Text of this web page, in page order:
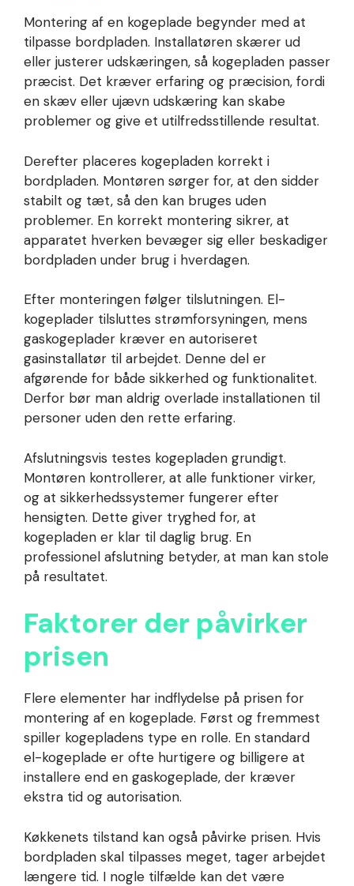
Montering af en kogeplade begynder med at
tilpasse bordpladen. Installatøren skærer ud
eller justerer udskæringen, så kogepladen passer
præcist. Det kræver erfaring og præcision, fordi
en skæv eller ujævn udskæring kan skabe
problemer og give et utilfredsstillende resultat.
Derefter placeres kogepladen korrekt i
bordpladen. Montøren sørger for, at den sidder
stabilt og tæt, så den kan bruges uden
problemer. En korrekt montering sikrer, at
apparatet hverken bevæger sig eller beskadiger
bordpladen under brug i hverdagen.
Efter monteringen følger tilslutningen. El-
kogeplader tilsluttes strømforsyningen, mens
gaskogeplader kræver en autoriseret
gasinstallatør til arbejdet. Denne del er
afgørende for både sikkerhed og funktionalitet.
Derfor bør man aldrig overlade installationen til
personer uden den rette erfaring.
Afslutningsvis testes kogepladen grundigt.
Montøren kontrollerer, at alle funktioner virker,
og at sikkerhedssystemer fungerer efter
hensigten. Dette giver tryghed for, at
kogepladen er klar til daglig brug. En
professionel afslutning betyder, at man kan stole
på resultatet.
Faktorer der påvirker
prisen
Flere elementer har indflydelse på prisen for
montering af en kogeplade. Først og fremmest
spiller kogepladens type en rolle. En standard
el-kogeplade er ofte hurtigere og billigere at
installere end en gaskogeplade, der kræver
ekstra tid og autorisation.
Køkkenets tilstand kan også påvirke prisen. Hvis
bordpladen skal tilpasses meget, tager arbejdet
længere tid. I nogle tilfælde kan det være